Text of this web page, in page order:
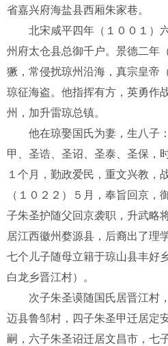
省嘉兴府海盐县西厢朱家巷。
北宋咸平四年（１００１）
州府太仓县总御千户。景德二年
獗，常侵扰琼州沿海，真宗皇帝
琼征海盗。他指挥有方，英勇作
州，加升雷琼总镇。
他在琼娶国氏为妻，生八子
甲、圣诰、圣诏、圣泰、圣保，
１个月，勤政爱民，重文兴教，
（１０２２）５月，奉旨回京，
子朱圣护随父回京袭职，升武略
居江西徽州婺源县，后裔出了理
七个儿子随母立籍于琼山县丰好
白龙乡晋江村）。
次子朱圣谟随国氏居晋江村
迈县鲁邹村，四子朱圣甲迁居定
嗣，六子朱圣诏迁居文昌市，七